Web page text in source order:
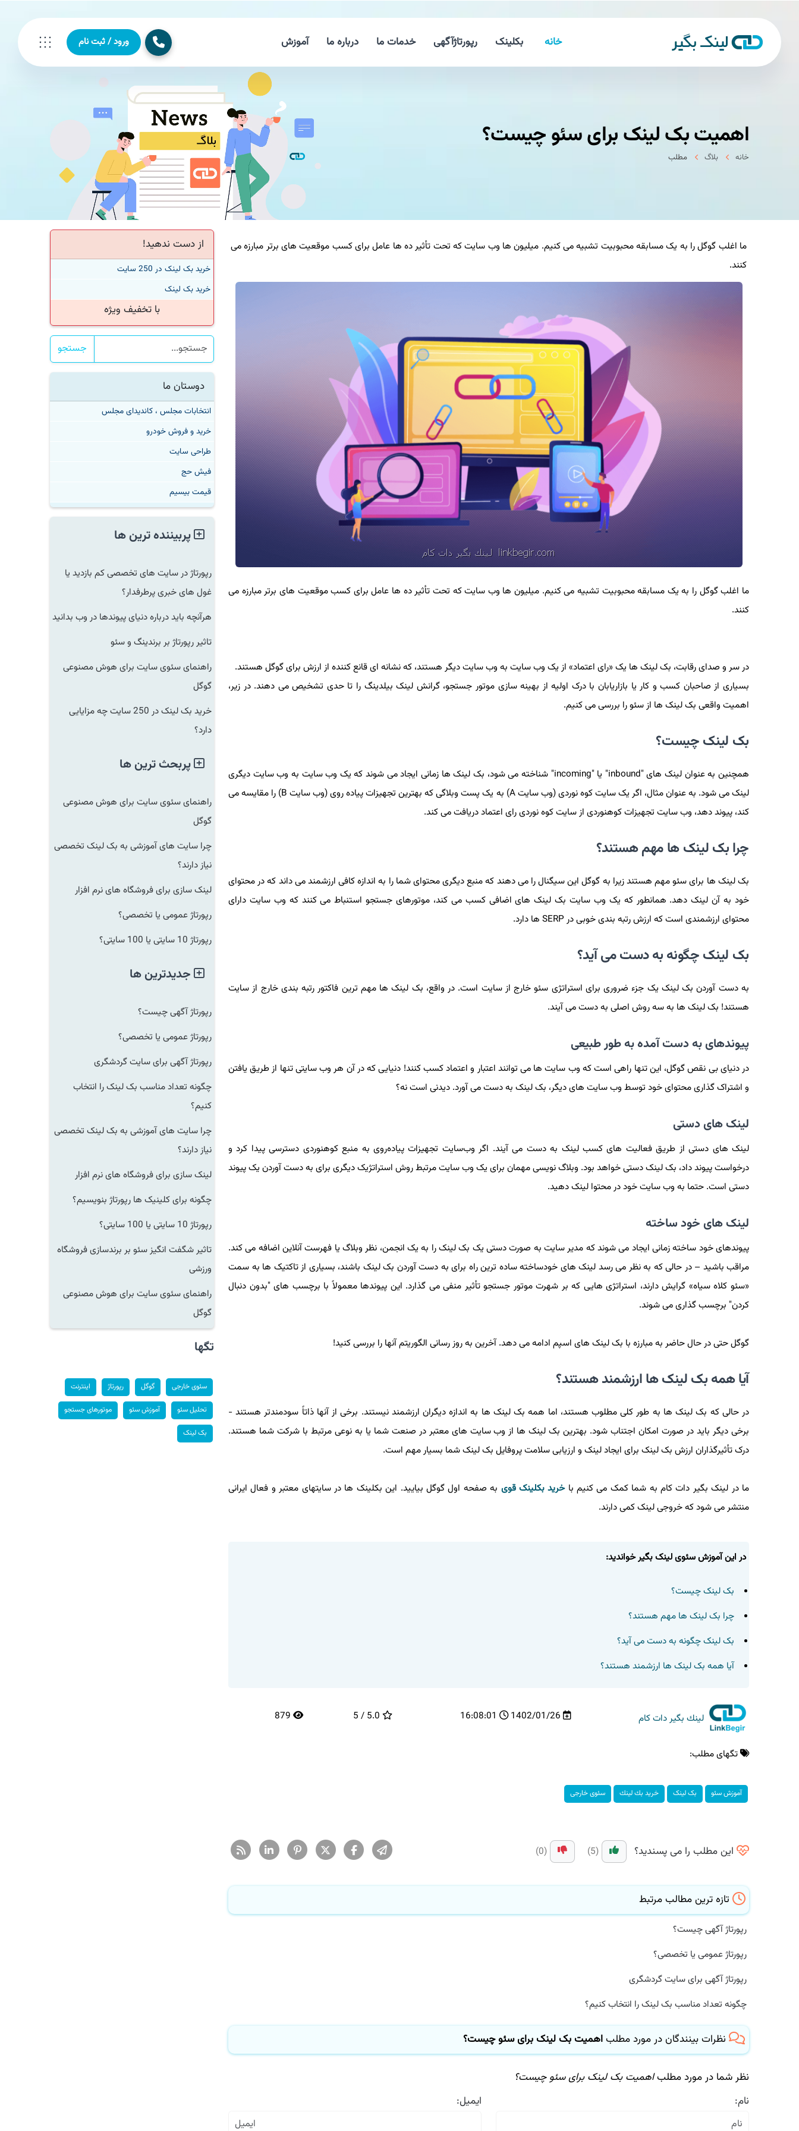
خانه بکلینک رپورتاژآگهی خدمات ما درباره ما آموزش ورود / ثبت نام
اهمیت بک لینک برای سئو چیست؟
خانه بلاگ مطلب
ما اغلب گوگل را به یک مسابقه محبوبیت تشبیه می کنیم. میلیون ها وب سایت که تحت تأثیر ده ها عامل برای کسب موقعیت های برتر مبارزه می
کنند.
ما اغلب گوگل را به یک مسابقه محبوبیت تشبیه می کنیم. میلیون ها وب سایت که تحت تأثیر ده ها عامل برای کسب موقعیت های برتر مبارزه می
کنند.
در سر و صدای رقابت، بک لینک ها یک «رای اعتماد» از یک وب سایت به وب سایت دیگر هستند، که نشانه ای قانع کننده از ارزش برای گوگل هستند.
بسیاری از صاحبان کسب و کار یا بازاریابان با درک اولیه از بهینه سازی موتور جستجو، گرانش لینک بیلدینگ را تا حدی تشخیص می دهند. در زیر،
اهمیت واقعی بک لینک ها از سئو را بررسی می کنیم.
بک لینک چیست؟
همچنین به عنوان لینک های "inbound" یا "incoming" شناخته می شود، بک لینک ها زمانی ایجاد می شوند که یک وب سایت به وب سایت دیگری
لینک می شود. به عنوان مثال، اگر یک سایت کوه نوردی (وب سایت A) به یک پست وبلاگی که بهترین تجهیزات پیاده روی (وب سایت B) را مقایسه می
کند، پیوند دهد، وب سایت تجهیزات کوهنوردی از سایت کوه نوردی رای اعتماد دریافت می کند.
چرا بک لینک ها مهم هستند؟
بک لینک ها برای سئو مهم هستند زیرا به گوگل این سیگنال را می دهند که منبع دیگری محتوای شما را به اندازه کافی ارزشمند می داند که در محتوای
خود به آن لینک دهد. همانطور که یک وب سایت بک لینک های اضافی کسب می کند، موتورهای جستجو استنباط می کنند که وب سایت دارای
محتوای ارزشمندی است که ارزش رتبه بندی خوبی در SERP ها دارد.
بک لینک چگونه به دست می آید؟
به دست آوردن بک لینک یک جزء ضروری برای استراتژی سئو خارج از سایت است. در واقع، بک لینک ها مهم ترین فاکتور رتبه بندی خارج از سایت
هستند! بک لینک ها به سه روش اصلی به دست می آیند.
پیوندهای به دست آمده به طور طبیعی
در دنیای بی نقص گوگل، این تنها راهی است که وب سایت ها می توانند اعتبار و اعتماد کسب کنند! دنیایی که در آن هر وب سایتی تنها از طریق یافتن
و اشتراک گذاری محتوای خود توسط وب سایت های دیگر، بک لینک به دست می آورد. دیدنی است نه؟
لینک های دستی
لینک های دستی از طریق فعالیت های کسب لینک به دست می آیند. اگر وب‌سایت تجهیزات پیاده‌روی به منبع کوهنوردی دسترسی پیدا کرد و
درخواست پیوند داد، بک لینک دستی خواهد بود. وبلاگ نویسی مهمان برای یک وب سایت مرتبط روش استراتژیک دیگری برای به دست آوردن یک پیوند
دستی است. حتما به وب سایت خود در محتوا لینک دهید.
لینک های خود ساخته
پیوندهای خود ساخته زمانی ایجاد می شوند که مدیر سایت به صورت دستی یک بک لینک را به یک انجمن، نظر وبلاگ یا فهرست آنلاین اضافه می کند.
مراقب باشید – در حالی که به نظر می رسد لینک های خودساخته ساده ترین راه برای به دست آوردن بک لینک باشند، بسیاری از تاکتیک ها به سمت
«سئو کلاه سیاه» گرایش دارند، استراتژی هایی که بر شهرت موتور جستجو تأثیر منفی می گذارد. این پیوندها معمولاً با برچسب های "بدون دنبال
کردن" برچسب گذاری می شوند.
گوگل حتی در حال حاضر به مبارزه با بک لینک های اسپم ادامه می دهد. آخرین به روز رسانی الگوریتم آنها را بررسی کنید!
آیا همه بک لینک ها ارزشمند هستند؟
در حالی که بک لینک ها به طور کلی مطلوب هستند، اما همه بک لینک ها به اندازه دیگران ارزشمند نیستند. برخی از آنها ذاتاً سودمندتر هستند -
برخی دیگر باید در صورت امکان اجتناب شود. بهترین بک لینک ها از وب سایت های معتبر در صنعت شما یا به نوعی مرتبط با شرکت شما هستند.
درک تأثیرگذاران ارزش بک لینک برای ایجاد لینک و ارزیابی سلامت پروفایل بک لینک شما بسیار مهم است.
ما در لینک بگیر دات کام به شما کمک می کنیم باخرید بکلینک قوی به صفحه اول گوگل بیایید. این بکلینک ها در سایتهای معتبر و فعال ایرانی
منتشر می شود که خروجی لینک کمی دارند.
در این آموزش سئوی لینک بگیر خواندید:
بک لینک چیست؟
چرا بک لینک ها مهم هستند؟
بک لینک چگونه به دست می آید؟
آیا همه بک لینک ها ارزشمند هستند؟
لینك بگیر دات كام 1402/01/26
16:08:01
5.0 / 5
879
تگهای مطلب:
آموزش سئو بک لینک خرید بك لینك سئوی خارجی
این مطلب را می پسندید؟ (5)
(0)
تازه ترین مطالب مرتبط
رپورتاژ آگهی چیست؟
رپورتاژ عمومی یا تخصصی؟
رپورتاژ آگهی برای سایت گردشگری
چگونه تعداد مناسب بک لینک را انتخاب کنیم؟
نظرات بینندگان در مورد مطلباهمیت بک لینک برای سئو چیست؟
نظر شما در مورد مطلباهمیت بک لینک برای سئو چیست؟
نام:
ایمیل:
از دست ندهید!
خرید بک لینک در 250 سایت
خرید بک لینک
با تخفیف ویژه
جستجو
دوستان ما
انتخابات مجلس ، کاندیدای مجلس
خرید و فروش خودرو
طراحی سایت
فیش حج
قیمت بیسیم
پربیننده ترین ها
رپورتاژ در سایت های تخصصی کم بازدید یا
غول های خبری پرطرفدار؟
هرآنچه باید درباره دنیای پیوندها در وب بدانید
تاثیر رپورتاژ بر برندینگ و سئو
راهنمای سئوی سایت برای هوش مصنوعی
گوگل
خرید بک لینک در 250 سایت چه مزایایی
دارد؟
پربحث ترین ها
راهنمای سئوی سایت برای هوش مصنوعی
گوگل
چرا سایت های آموزشی به بک لینک تخصصی
نیاز دارند؟
لینک سازی برای فروشگاه های نرم افزار
رپورتاژ عمومی یا تخصصی؟
رپورتاژ 10 سایتی یا 100 سایتی؟
جدیدترین ها
رپورتاژ آگهی چیست؟
رپورتاژ عمومی یا تخصصی؟
رپورتاژ آگهی برای سایت گردشگری
چگونه تعداد مناسب بک لینک را انتخاب
کنیم؟
چرا سایت های آموزشی به بک لینک تخصصی
نیاز دارند؟
لینک سازی برای فروشگاه های نرم افزار
چگونه برای کلینیک ها رپورتاژ بنویسیم؟
رپورتاژ 10 سایتی یا 100 سایتی؟
تاثیر شگفت انگیز سئو بر برندسازی فروشگاه
ورزشی
راهنمای سئوی سایت برای هوش مصنوعی
گوگل
تگها
سئوی خارجی گوگل رپورتاژ اینترنت
تحلیل سئو آموزش سئو موتورهای جستجو
بک لینک